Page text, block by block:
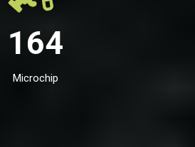
164
Microchip